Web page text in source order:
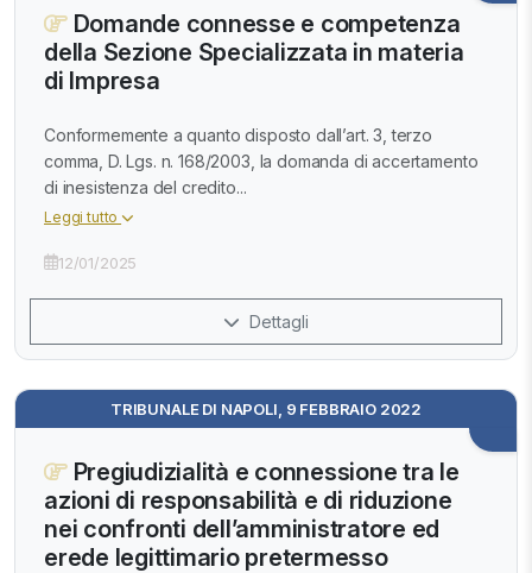
Domande connesse e competenza
della Sezione Specializzata in materia
di Impresa
Conformemente a quanto disposto dall’art. 3, terzo
comma, D. Lgs. n. 168/2003, la domanda di accertamento
di inesistenza del credito...
Leggi tutto
12/01/2025
Dettagli
TRIBUNALE DI NAPOLI, 9 FEBBRAIO 2022
Pregiudizialità e connessione tra le
azioni di responsabilità e di riduzione
nei confronti dell’amministratore ed
erede legittimario pretermesso